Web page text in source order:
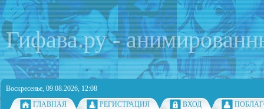
Гифава.ру -
Воскресенье, 09.08.2026, 12:08
ГЛАВНАЯ
РЕГИСТРАЦИЯ ВХОД